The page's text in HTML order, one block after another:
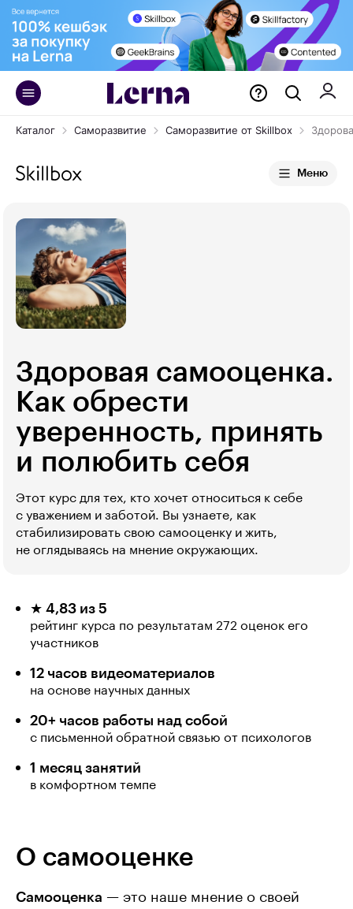
Каталог Саморазвитие Саморазвитие от Skillbox
Меню
Здоровая самооценка.
Как обрести
уверенность, принять
и полюбить себя
Этот курс для тех, кто хочет относиться к себе
с уважением и заботой. Вы узнаете, как
стабилизировать свою самооценку и жить,
не оглядываясь на мнение окружающих.
★ 4,83 из 5
рейтинг курса по результатам 272 оценок его
участников
12 часов видеоматериалов
на основе научных данных
20+ часов работы над собой
с письменной обратной связью от психологов
1 месяц занятий
в комфортном темпе
О самооценке
Самооценка — это наше мнение о своей